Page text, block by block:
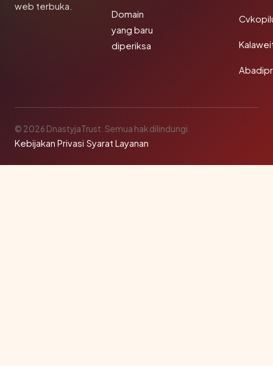
web terbuka.
Domain
yang baru
diperiksa
© 2026 DnastyjaTrust. Semua hak dilindungi.
Kebijakan Privasi·Syarat Layanan